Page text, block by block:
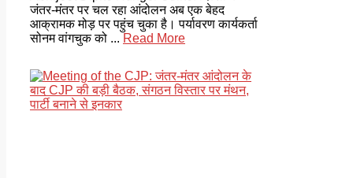
जंतर-मंतर पर चल रहा आंदोलन अब एक बेहद
आक्रामक मोड़ पर पहुंच चुका है। पर्यावरण कार्यकर्ता
सोनम वांगचुक को ... Read More